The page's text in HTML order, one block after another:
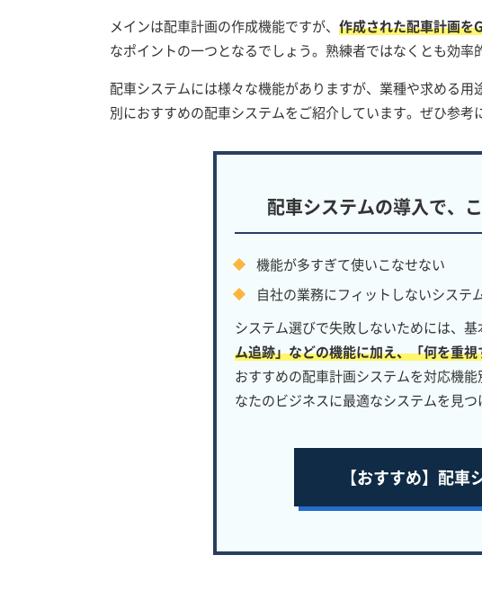
メインは配車計画の作成機能ですが、 作成された配車計画を
なポイントの一つとなるでしょう。熟練者ではなくとも効率
配車システムには様々な機能がありますが、業種や求める
別におすすめの配車システムをご紹介しています。ぜひ参考
配車システムの導入で、
機能が多すぎて使いこなせない
自社の業務にフィットしないシス
システム選びで失敗しないためには、基
ム追跡」などの機能に加え、「何を重
おすすめの配車計画システムを対応機
なたのビジネスに最適なシステムを見つ
【おすすめ】 配車